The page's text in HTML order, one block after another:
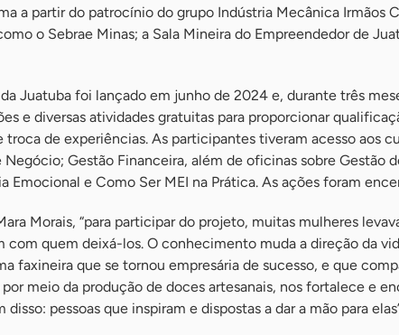
a partir do patrocínio do grupo Indústria Mecânica Irmãos
o Sebrae Minas; a Sala Mineira do Empreendedor de
Juatuba foi lançado em junho de 2024 e, durante três
e diversas atividades gratuitas para proporcionar
troca de experiências. As participantes tiveram acesso aos
Negócio; Gestão Financeira, além de oficinas sobre Gestão
Emocional e Como Ser MEI na Prática. As ações foram
Morais, “para participar do projeto, muitas mulheres
com quem deixá-los. O conhecimento muda a direção da
faxineira que se tornou empresária de sucesso, e que
meio da produção de doces artesanais, nos fortalece e
disso: pessoas que inspiram e dispostas a dar a mão para